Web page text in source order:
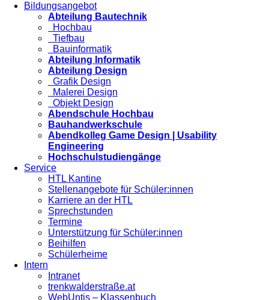
Bildungsangebot
Abteilung Bautechnik
Hochbau
Tiefbau
Bauinformatik
Abteilung Informatik
Abteilung Design
Grafik Design
Malerei Design
Objekt Design
Abendschule Hochbau
Bauhandwerkschule
Abendkolleg Game Design | Usability
Engineering
Hochschulstudiengänge
Service
HTL Kantine
Stellenangebote für Schüler:innen
Karriere an der HTL
Sprechstunden
Termine
Unterstützung für Schüler:innen
Beihilfen
Schülerheime
Intern
Intranet
trenkwalderstraße.at
WebUntis – Klassenbuch